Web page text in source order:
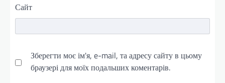
Сайт
Зберегти моє ім'я, e-mail, та адресу сайту в цьому
браузері для моїх подальших коментарів.